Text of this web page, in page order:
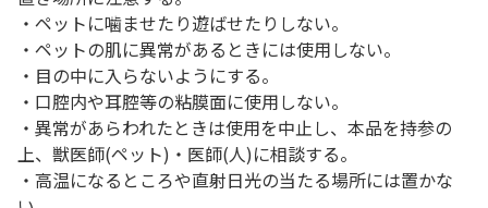
・ペットに噛ませたり遊ばせたりしない。
・ペットの肌に異常があるときには使用しない。
・目の中に入らないようにする。
・口腔内や耳腔等の粘膜面に使用しない。
・異常があらわれたときは使用を中止し、本品を持参の
上、獣医師(ペット)・医師(人)に相談する。
・高温になるところや直射日光の当たる場所には置かな